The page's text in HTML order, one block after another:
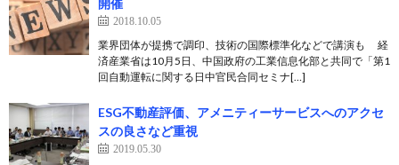
開催
2018.10.05
業界団体が提携で調印、技術の国際標準化などで講演も 経
済産業省は10月5日、中国政府の工業信息化部と共同で「第1
回自動運転に関する日中官民合同セミナ[…]
ESG不動産評価、アメニティーサービスへのアクセ
スの良さなど重視
2019.05.30